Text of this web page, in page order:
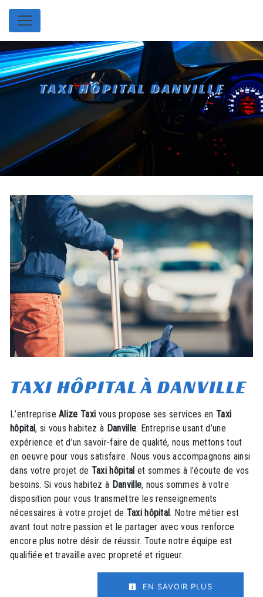
Panneau de gestion des cookies
TAXI HÔPITAL DANVILLE
TAXI HÔPITAL À DANVILLE
L’entrepriseAlize Taxi vous propose ses services en Taxi
hôpital, si vous habitez à Danville. Entreprise usant d’une
expérience et d’un savoir-faire de qualité, nous mettons tout
en oeuvre pour vous satisfaire. Nous vous accompagnons ainsi
dans votre projet de Taxi hôpital et sommes à l’écoute de vos
besoins. Si vous habitez à Danville, nous sommes à votre
disposition pour vous transmettre les renseignements
nécessaires à votre projet de Taxi hôpital. Notre métier est
avant tout notre passion et le partager avec vous renforce
encore plus notre désir de réussir. Toute notre équipe est
qualifiée et travaille avec propreté et rigueur.
EN SAVOIR PLUS